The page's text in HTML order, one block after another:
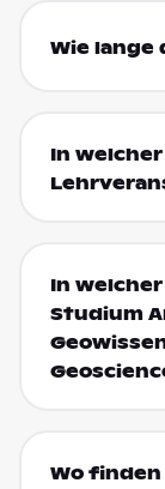
Wie lange
In
In
Studium
Wo finden